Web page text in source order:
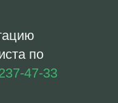
по
47-33